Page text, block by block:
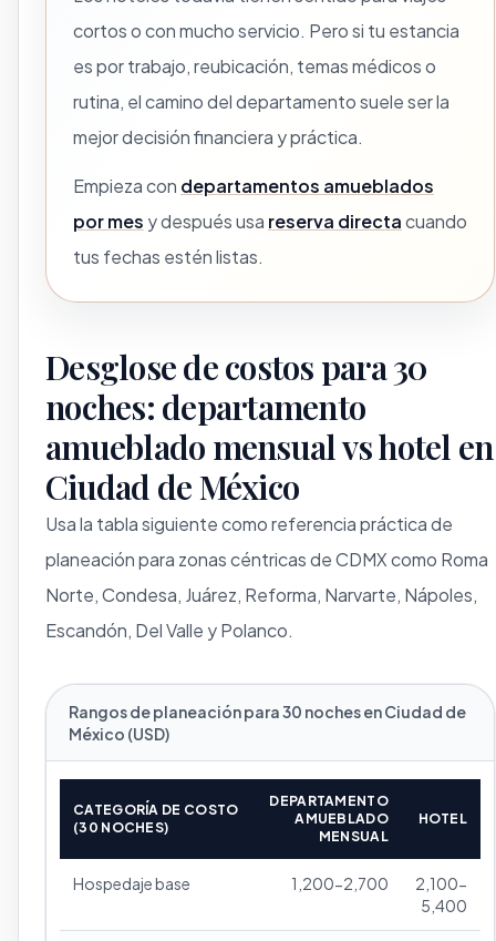
cortos o con mucho servicio. Pero si tu estancia
es por trabajo, reubicación, temas médicos o
rutina, el camino del departamento suele ser la
mejor decisión financiera y práctica.
Empieza con departamentos amueblados
por mes y después usa reserva directacuando
tus fechas estén listas.
Desglose de costos para 30
noches: departamento
amueblado mensual vs hotel en
Ciudad de México
Usa la tabla siguiente como referencia práctica de
planeación para zonas céntricas de CDMX como Roma
Norte, Condesa, Juárez, Reforma, Narvarte, Nápoles,
Escandón, Del Valle y Polanco.
Rangos de planeación para 30 noches en Ciudad de
México (USD)
CATEGORÍA DE COSTO
(30 NOCHES)
DEPARTAMENTO
AMUEBLADO
MENSUAL
HOTEL
Hospedaje base 1,200-2,700
2,100-
5,400